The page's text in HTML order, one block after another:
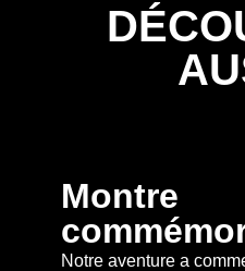
Montre
Notre aventure a